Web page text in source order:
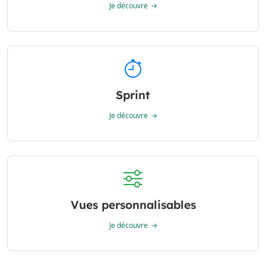
Je découvre
Sprint
Je découvre
Vues personnalisables
Je découvre